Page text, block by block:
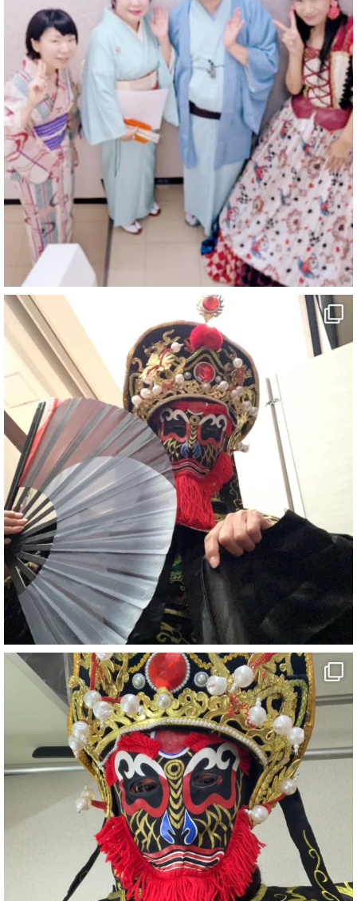
7 X
マジシャン派遣 パッションプリンセス【公式】
@comedy_illusion · 4 8月
お疲れ様です
ブログ更新しました
「マジシャン和歌山旅 白浜町・三段壁洞窟」
#企業公式がお疲れ様を言い合う
#旅行好きな人と繋がりたい
#一人旅
#女性マジシャン
#出張マジック
#マジシャン派遣
#イリュージョン
#和歌山県
#白浜町
#変面ショー
#イベント
#宴会
#余興
2 X
さらに読み込む